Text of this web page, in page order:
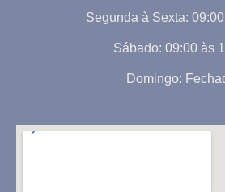
Segunda à Sexta:
Sábado: 09:00 às
Domingo: